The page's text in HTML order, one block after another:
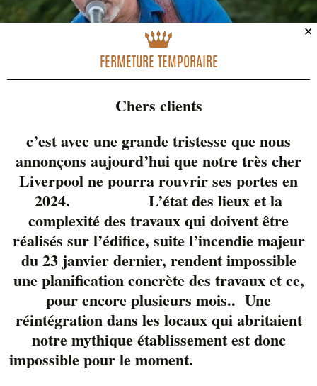
✕
FERMETURE TEMPORAIRE
Chers clients
c’est avec une grande tristesse que nous
annonçons aujourd’hui que notre très cher
Liverpool ne pourra rouvrir ses portes en
2024. L’état des lieux et la
complexité des travaux qui doivent être
réalisés sur l’édifice, suite l’incendie majeur
du 23 janvier dernier, rendent impossible
une planification concrète des travaux et ce,
pour encore plusieurs mois.. Une
réintégration dans les locaux qui abritaient
notre mythique établissement est donc
impossible pour le moment.